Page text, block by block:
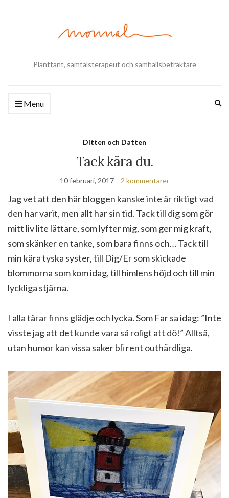
Planttant, samtalsterapeut och samhällsbetraktare
Menu
Ditten och Datten
Tack kära du.
10 februari, 2017 2 kommentarer
Jag vet att den här bloggen kanske inte är riktigt vad
den har varit, men allt har sin tid. Tack till dig som gör
mitt liv lite lättare, som lyfter mig, som ger mig kraft,
som skänker en tanke, som bara finns och… Tack till
min kära tyska syster, till Dig/Er som skickade
blommorna som kom idag, till himlens höjd och till min
lyckliga stjärna.
I alla tårar finns glädje och lycka. Som Far sa idag: ”Inte
visste jag att det kunde vara så roligt att dö!” Alltså,
utan humor kan vissa saker bli rent outhärdliga.